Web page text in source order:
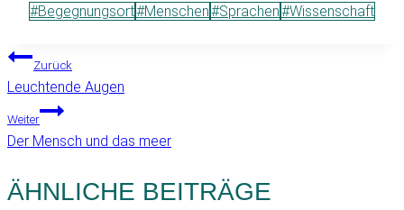
Schlagworte:
#Begegnungsort#Menschen#Sprachen#Wissenschaft
BEITRAGSNAVIGATION
Zurück
Leuchtende Augen
Weiter
Der Mensch und das meer
ÄHNLICHE BEITRÄGE